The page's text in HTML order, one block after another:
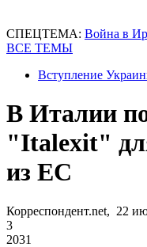
СПЕЦТЕМА: Война в
ВСЕ ТЕМЫ
Вступление
В Италии
"Italexit"
из ЕС
Корреспондент.net, 22
3
2031